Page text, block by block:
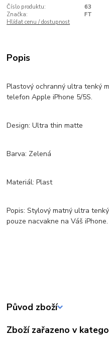
Číslo produktu:
63
Značka:
FT
Hlídat cenu / dostupnost
Popis
Plastový ochranný ultra tenký
telefon Apple iPhone 5/5S.
Design: Ultra thin matte
Barva: Zelená
Materiál: Plast
Popis: Stylový matný ultra
pouze nacvakne na Váš iPhone.
Původ zboží
Zboží zařazeno v